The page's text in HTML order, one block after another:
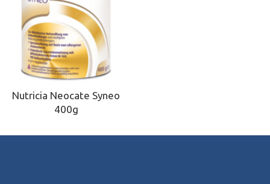
Nutricia Neocate Syneo
400g